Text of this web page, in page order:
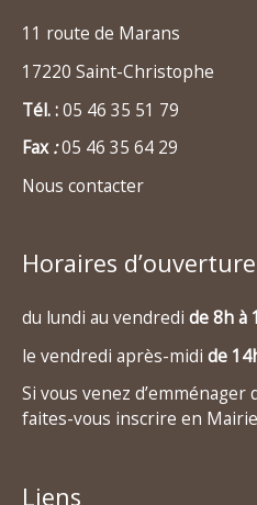
11 route de Marans
17220 Saint-Christophe
Tél. :05 46 35 51 79
Fax:05 46 35 64 29
Nous contacter
Horaires
du lundi au vendredi de 8h à
le vendredi après-midi de
Si vous venez
faites-vous inscrire en
Liens